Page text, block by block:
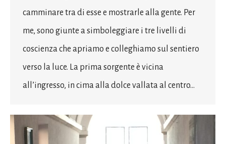
camminare tra di esse e mostrarle alla gente. Per
me, sono giunte a simboleggiare i tre livelli di
coscienza che apriamo e colleghiamo sul sentiero
verso la luce. La prima sorgente è vicina
all’ingresso, in cima alla dolce vallata al centro…